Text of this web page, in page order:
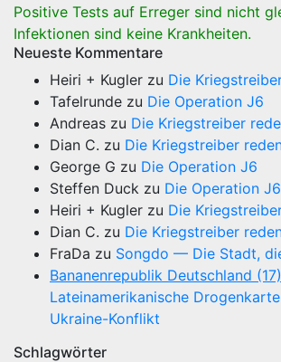
Positive Tests auf Erreger sind nicht
Infektionen sind keine Krankheiten.
Neueste Kommentare
Heiri + Kugler zu Die
Tafelrunde zu Die Operation J6
Andreas zu Die Kriegstreiber
Dian C. zu Die Kriegstreiber
George G zu Die Operation J6
Steffen Duck zu Die Operation J6
Heiri + Kugler zu Die
Dian C. zu Die Kriegstreiber
FraDa zu Songdo — Die Stadt,
Bananenrepublik Deutschland
Lateinamerikanische
Ukraine-Konflikt
Schlagwörter